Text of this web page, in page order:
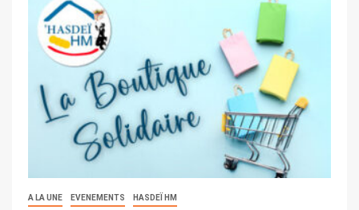
A LA UNE EVENEMENTS HASDEÏ HM